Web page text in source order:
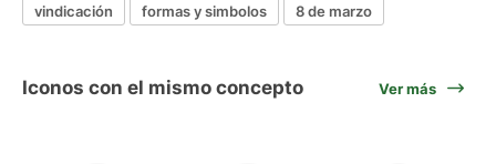
vindicación
formas y simbolos 8 de marzo
Iconos con el mismo concepto Ver más